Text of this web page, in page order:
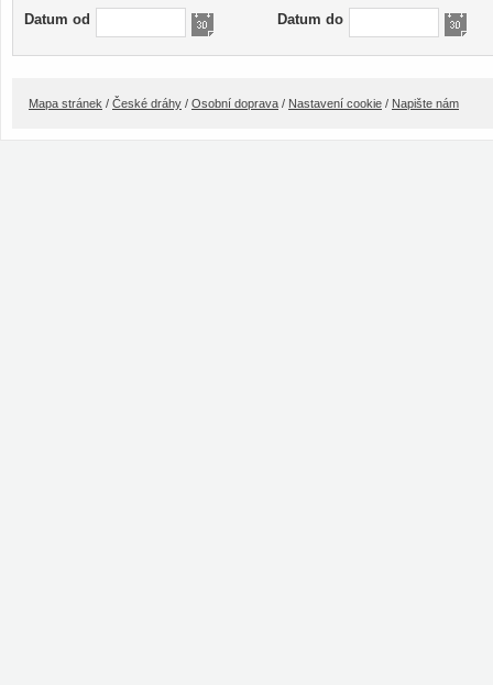
Datum od Datum do
Mapa stránek / České dráhy / Osobní doprava / Nastavení cookie / Napište nám